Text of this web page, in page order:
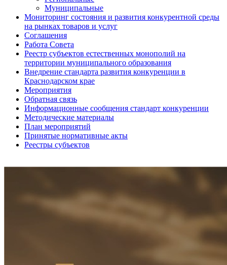
Муниципальные
Мониторинг состояния и развития конкурентной среды
на рынках товаров и услуг
Соглашения
Работа Совета
Реестр субъектов естественных монополий на
территории муниципального образования
Внедрение стандарта развития конкуренции в
Краснодарском крае
Мероприятия
Обратная связь
Информационные сообщения стандарт конкуренции
Методические материалы
План мероприятий
Принятые нормативные акты
Реестры субъектов